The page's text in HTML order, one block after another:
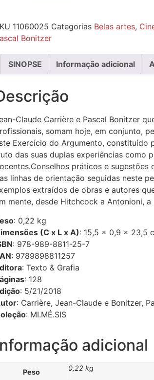
11060025 Categorias Belas artes,
Bonitzer
SINOPSE Informação adicional
Claude Carrière e Pascal Bonitzer
somam hoje, em conjunto,
Exercício do Argumento, constituído
das suas duplas experiências como
práticos e sugestões
linhas de orientação seguidas neste
extraídos de obras e autores
mente, desde Hitchcock a Antonioni, a
: 0,22 kg
(C x L x A): 15,5 × 0,9 × 23,5
: 978-989-8811-25-7
: 9789898811257
: Texto & Grafia
: 128
: 5/21/2018
: Carrière, Jean-Claude e Bonitzer,
: MI.MÉ.SIS
adicional
Peso 0,22 kg